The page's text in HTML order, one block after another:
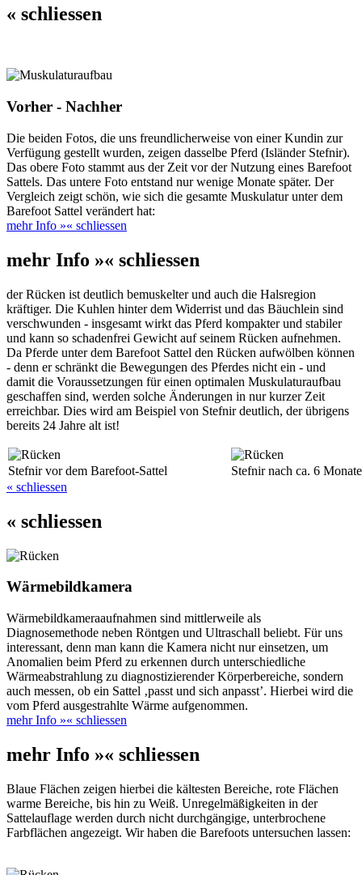
« schliessen
Vorher - Nachher
Die beiden Fotos, die uns freundlicherweise von einer Kundin zur
Verfügung gestellt wurden, zeigen dasselbe Pferd (Isländer Stefnir).
Das obere Foto stammt aus der Zeit vor der Nutzung eines Barefoot
Sattels. Das untere Foto entstand nur wenige Monate später. Der
Vergleich zeigt schön, wie sich die gesamte Muskulatur unter dem
Barefoot Sattel verändert hat:
mehr Info »« schliessen
mehr Info »« schliessen
der Rücken ist deutlich bemuskelter und auch die Halsregion
kräftiger. Die Kuhlen hinter dem Widerrist und das Bäuchlein sind
verschwunden - insgesamt wirkt das Pferd kompakter und stabiler
und kann so schadenfrei Gewicht auf seinem Rücken aufnehmen.
Da Pferde unter dem Barefoot Sattel den Rücken aufwölben können
- denn er schränkt die Bewegungen des Pferdes nicht ein - und
damit die Voraussetzungen für einen optimalen Muskulaturaufbau
geschaffen sind, werden solche Änderungen in nur kurzer Zeit
erreichbar. Dies wird am Beispiel von Stefnir deutlich, der übrigens
bereits 24 Jahre alt ist!
Stefnir vor dem Barefoot-Sattel
Stefnir nach ca. 6
« schliessen
« schliessen
Wärmebildkamera
Wärmebildkameraaufnahmen sind mittlerweile als
Diagnosemethode neben Röntgen und Ultraschall beliebt. Für uns
interessant, denn man kann die Kamera nicht nur einsetzen, um
Anomalien beim Pferd zu erkennen durch unterschiedliche
Wärmeabstrahlung zu diagnostizierender Körperbereiche, sondern
auch messen, ob ein Sattel ‚passt und sich anpasst’. Hierbei wird die
vom Pferd ausgestrahlte Wärme aufgenommen.
mehr Info »« schliessen
mehr Info »« schliessen
Blaue Flächen zeigen hierbei die kältesten Bereiche, rote Flächen
warme Bereiche, bis hin zu Weiß. Unregelmäßigkeiten in der
Sattelauflage werden durch nicht durchgängige, unterbrochene
Farbflächen angezeigt. Wir haben die Barefoots untersuchen lassen: